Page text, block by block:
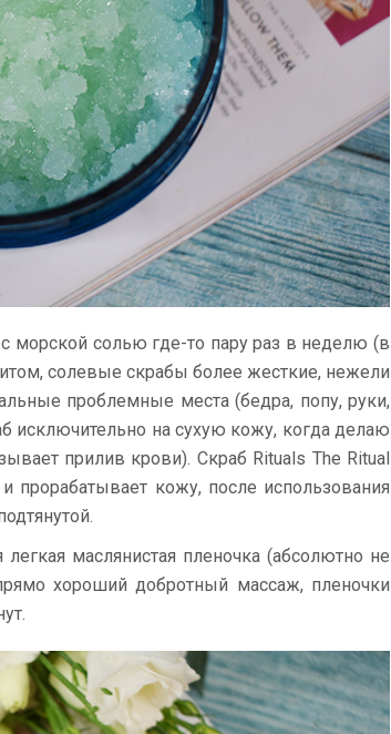
морской солью где-то пару раз в неделю (в
солевые скрабы более жесткие, нежели
проблемные места (бедра, попу, руки,
исключительно на сухую кожу, когда делаю
прилив крови). Скраб Rituals The Ritual
прорабатывает кожу, после использования
маслянистая пленочка (абсолютно не
хороший добротный массаж, пленочки